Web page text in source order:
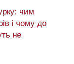
чим
і чому до
не